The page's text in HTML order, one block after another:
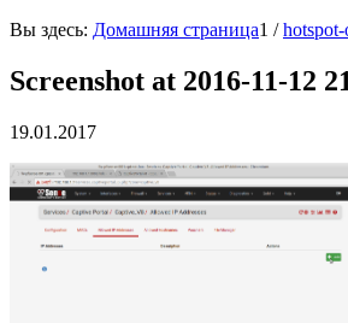
Вы здесь: Домашняя страница1 /
Screenshot at 2016-11-12
19.01.2017